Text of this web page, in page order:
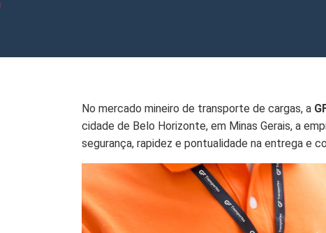
No mercado mineiro de transporte de cargas, a
cidade de Belo Horizonte, em Minas Gerais, a
segurança, rapidez e pontualidade na entrega e